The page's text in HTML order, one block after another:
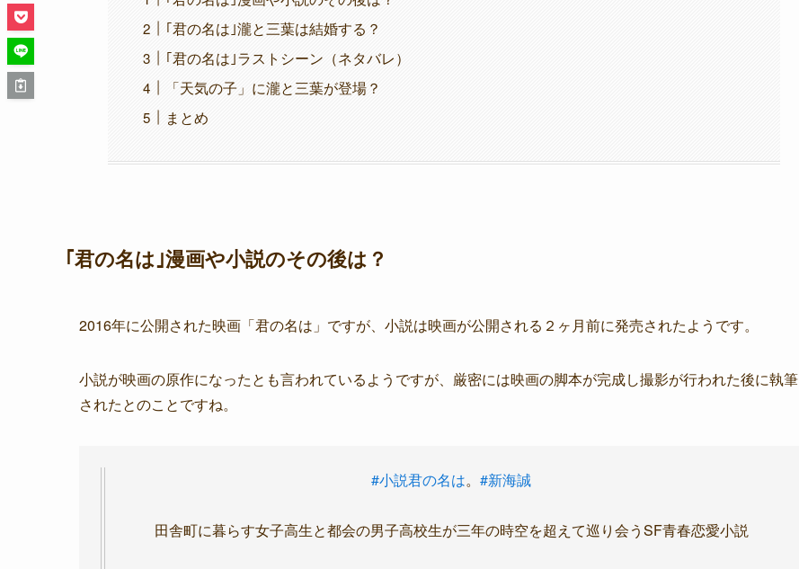
｢君の名は｣瀧と三葉は結婚する？
｢君の名は｣ラストシーン（ネタバレ）
「天気の子」に瀧と三葉が登場？
まとめ
｢君の名は｣漫画や小説のその後は？
2016年に公開された映画「君の名は」ですが、小説は映画が公開される２ヶ月前に発売されたようです。
小説が映画の原作になったとも言われているようですが、厳密には映画の脚本が完成し撮影が行われた後に執筆
されたとのことですね。
#小説君の名は。 #新海誠
田舎町に暮らす女子高生と都会の男子高校生が三年の時空を超えて巡り会うSF青春恋愛小説